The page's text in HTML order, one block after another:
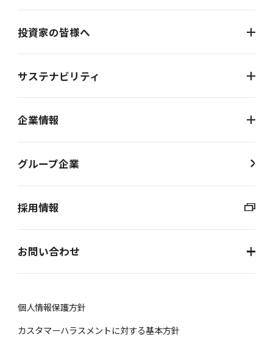
投資家の皆様へ
サステナビリティ
企業情報
グループ企業
採用情報
お問い合わせ
個⼈情報保護⽅針
カスタマーハラスメントに対する基本方針